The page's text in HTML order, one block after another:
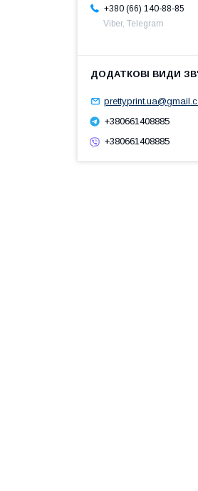
+380 (66) 140-88-85
Viber, Telegram
+380661408885
+380661408885